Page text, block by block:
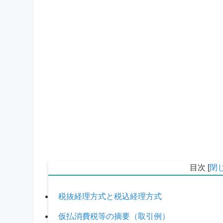
目次 [閉
税抜経理方式と税込経理方式
仮払消費税等の摘要（取引例）